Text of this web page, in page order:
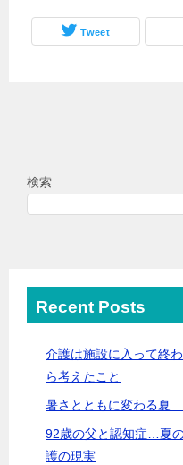
Tweet
検索
Recent Posts
介護は施設に入って終
ら考えたこと
暑さとともに変わる夏
92歳の父と認知症…夏
護の現実